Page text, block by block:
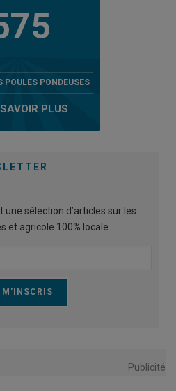
POULES PONDEUSES
PLUS
sélection d’articles sur les
et agricole 100% locale.
Publicité